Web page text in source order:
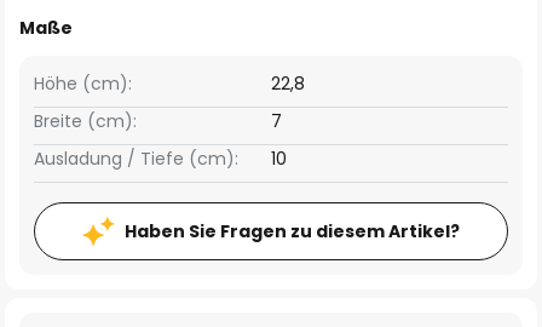
Maße
Breite (cm): 7
Höhe (cm): 22,8
Ausladung / Tiefe (cm): 10
Haben Sie Fragen zu diesem Artikel?